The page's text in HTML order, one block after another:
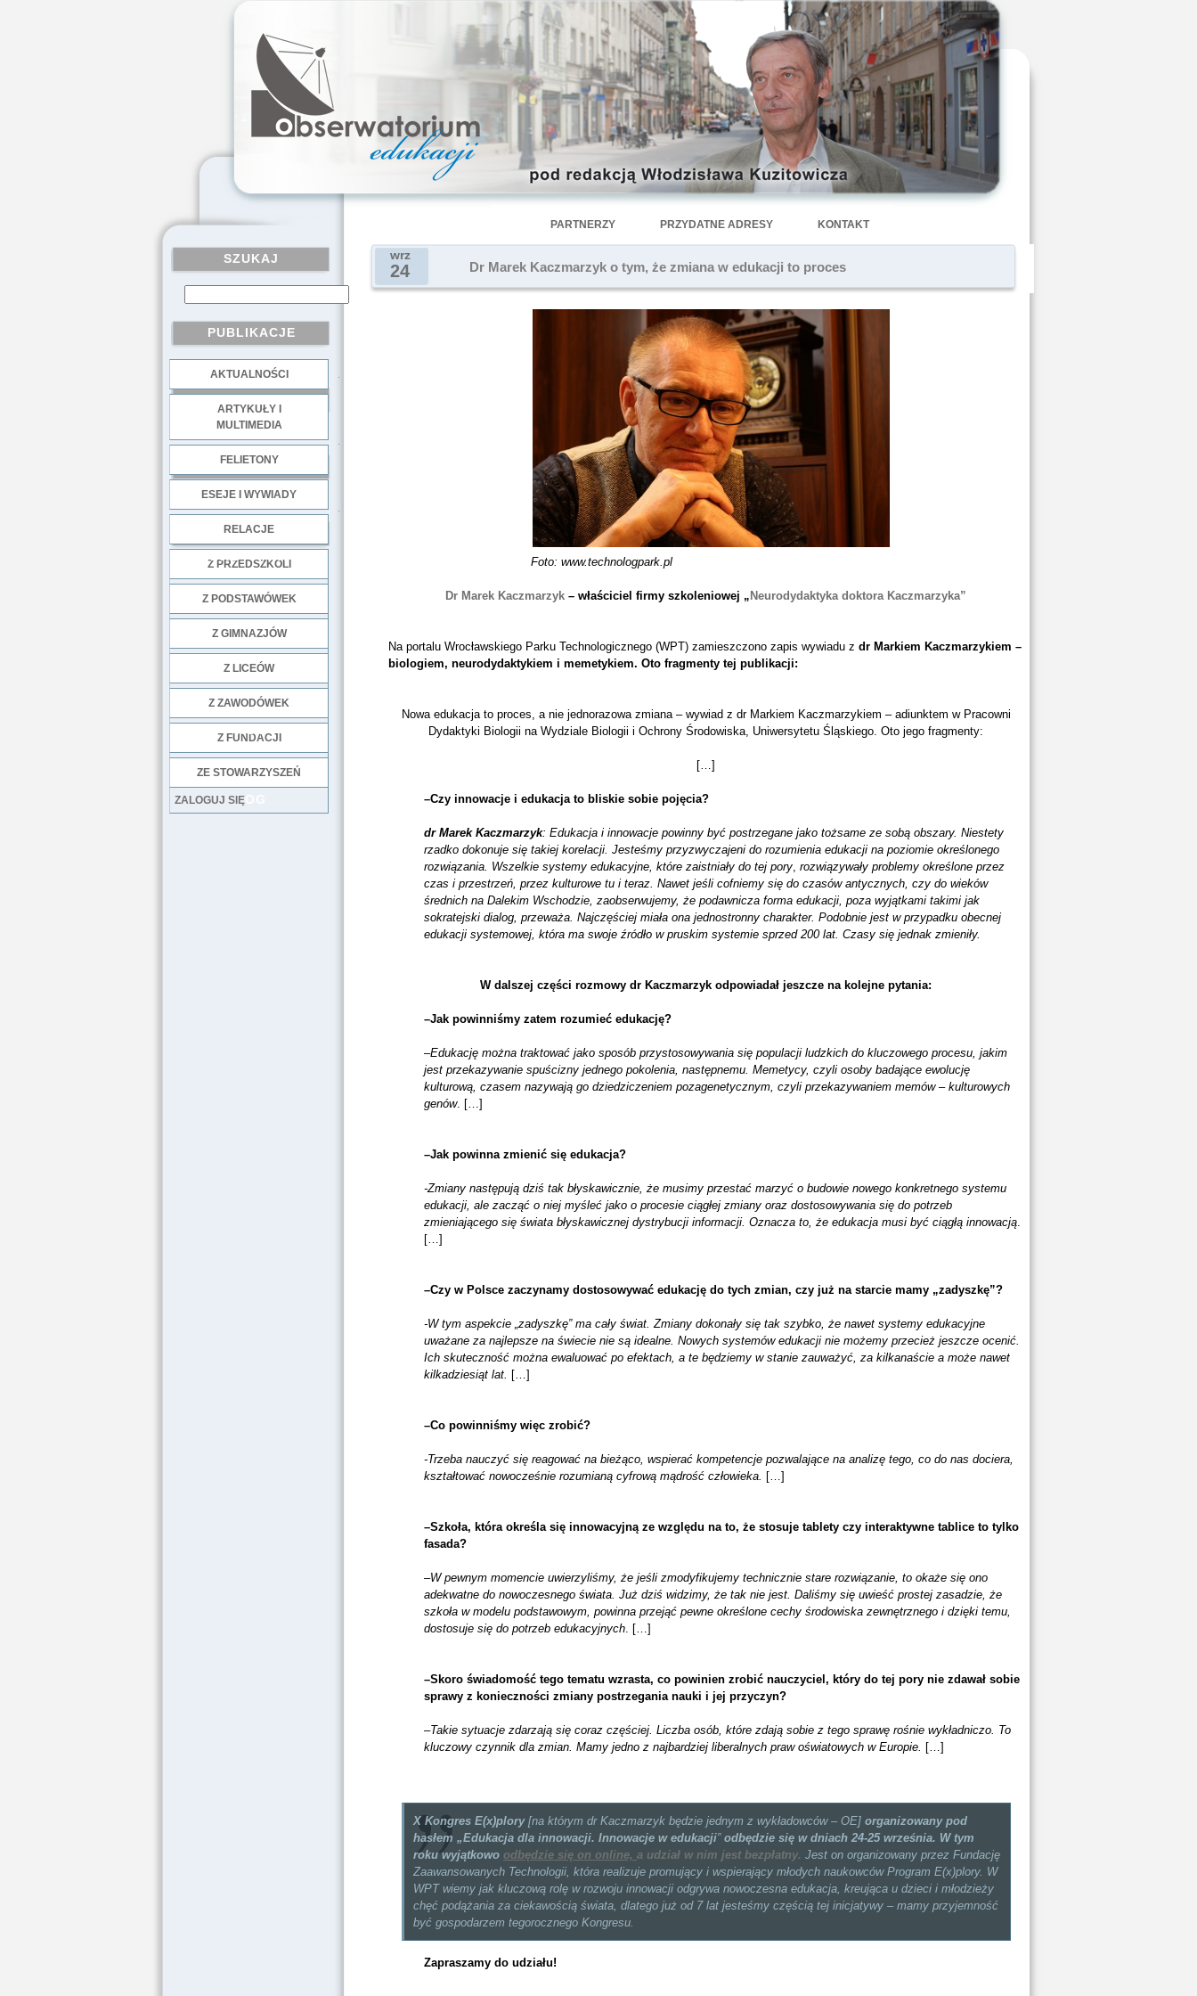
PARTNERZY PRZYDATNE ADRESY KONTAKT
SZUKAJ
PUBLIKACJE
AKTUALNOŚCI
ARTYKUŁY I
MULTIMEDIA
FELIETONY
ESEJE I WYWIADY
RELACJE
Z PRZEDSZKOLI
Z PODSTAWÓWEK
Z GIMNAZJÓW
Z LICEÓW
Z ZAWODÓWEK
Z FUNDACJI
ZE STOWARZYSZEŃ
LOG
ZALOGUJ SIĘ
wrz
24 Dr Marek Kaczmarzyk o tym, że zmiana w edukacji to proces
Foto: www.technologpark.pl
Dr Marek Kaczmarzyk – właściciel firmy szkoleniowej „ Neurodydaktyka doktora Kaczmarzyka”
Na portalu Wrocławskiego Parku Technologicznego (WPT) zamieszczono zapis wywiadu z dr Markiem Kaczmarzykiem –
biologiem, neurodydaktykiem i memetykiem. Oto fragmenty tej publikacji:
Nowa edukacja to proces, a nie jednorazowa zmiana – wywiad z dr Markiem Kaczmarzykiem – adiunktem w Pracowni
Dydaktyki Biologii na Wydziale Biologii i Ochrony Środowiska, Uniwersytetu Śląskiego. Oto jego fragmenty:
[…]
–Czy innowacje i edukacja to bliskie sobie pojęcia?
dr Marek Kaczmarzyk: Edukacja i innowacje powinny być postrzegane jako tożsame ze sobą obszary. Niestety
rzadko dokonuje się takiej korelacji. Jesteśmy przyzwyczajeni do rozumienia edukacji na poziomie określonego
rozwiązania. Wszelkie systemy edukacyjne, które zaistniały do tej pory, rozwiązywały problemy określone przez
czas i przestrzeń, przez kulturowe tu i teraz. Nawet jeśli cofniemy się do czasów antycznych, czy do wieków
średnich na Dalekim Wschodzie, zaobserwujemy, że podawnicza forma edukacji, poza wyjątkami takimi jak
sokratejski dialog, przeważa. Najczęściej miała ona jednostronny charakter. Podobnie jest w przypadku obecnej
edukacji systemowej, która ma swoje źródło w pruskim systemie sprzed 200 lat. Czasy się jednak zmieniły.
W dalszej części rozmowy dr Kaczmarzyk odpowiadał jeszcze na kolejne pytania:
–Jak powinniśmy zatem rozumieć edukację?
–Edukację można traktować jako sposób przystosowywania się populacji ludzkich do kluczowego procesu, jakim
jest przekazywanie spuścizny jednego pokolenia, następnemu. Memetycy, czyli osoby badające ewolucję
kulturową, czasem nazywają go dziedziczeniem pozagenetycznym, czyli przekazywaniem memów – kulturowych
genów. […]
–Jak powinna zmienić się edukacja?
-Zmiany następują dziś tak błyskawicznie, że musimy przestać marzyć o budowie nowego konkretnego systemu
edukacji, ale zacząć o niej myśleć jako o procesie ciągłej zmiany oraz dostosowywania się do potrzeb
zmieniającego się świata błyskawicznej dystrybucji informacji. Oznacza to, że edukacja musi być ciągłą innowacją.
[…]
–Czy w Polsce zaczynamy dostosowywać edukację do tych zmian, czy już na starcie mamy „zadyszkę”?
-W tym aspekcie „zadyszkę” ma cały świat. Zmiany dokonały się tak szybko, że nawet systemy edukacyjne
uważane za najlepsze na świecie nie są idealne. Nowych systemów edukacji nie możemy przecież jeszcze ocenić.
Ich skuteczność można ewaluować po efektach, a te będziemy w stanie zauważyć, za kilkanaście a może nawet
kilkadziesiąt lat. […]
–Co powinniśmy więc zrobić?
-Trzeba nauczyć się reagować na bieżąco, wspierać kompetencje pozwalające na analizę tego, co do nas dociera,
kształtować nowocześnie rozumianą cyfrową mądrość człowieka. […]
–Szkoła, która określa się innowacyjną ze względu na to, że stosuje tablety czy interaktywne tablice to tylko
fasada?
–W pewnym momencie uwierzyliśmy, że jeśli zmodyfikujemy technicznie stare rozwiązanie, to okaże się ono
adekwatne do nowoczesnego świata. Już dziś widzimy, że tak nie jest. Daliśmy się uwieść prostej zasadzie, że
szkoła w modelu podstawowym, powinna przejąć pewne określone cechy środowiska zewnętrznego i dzięki temu,
dostosuje się do potrzeb edukacyjnych. […]
–Skoro świadomość tego tematu wzrasta, co powinien zrobić nauczyciel, który do tej pory nie zdawał sobie
sprawy z konieczności zmiany postrzegania nauki i jej przyczyn?
–Takie sytuacje zdarzają się coraz częściej. Liczba osób, które zdają sobie z tego sprawę rośnie wykładniczo. To
kluczowy czynnik dla zmian. Mamy jedno z najbardziej liberalnych praw oświatowych w Europie. […]
X Kongres E(x)plory[na którym dr Kaczmarzyk będzie jednym z wykładowców – OE] organizowany pod
hasłem „Edukacja dla innowacji. Innowacje w edukacji” odbędzie się w dniach 24-25 września. W tym
roku wyjątkowo odbędzie się on online, a udział w nim jest bezpłatny. Jest on organizowany przez Fundację
Zaawansowanych Technologii, która realizuje promujący i wspierający młodych naukowców Program E(x)plory. W
WPT wiemy jak kluczową rolę w rozwoju innowacji odgrywa nowoczesna edukacja, kreująca u dzieci i młodzieży
chęć podążania za ciekawością świata, dlatego już od 7 lat jesteśmy częścią tej inicjatywy – mamy przyjemność
być gospodarzem tegorocznego Kongresu.
Zapraszamy do udziału!